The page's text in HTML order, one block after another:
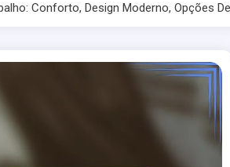
Conforto, Design Moderno, Opções